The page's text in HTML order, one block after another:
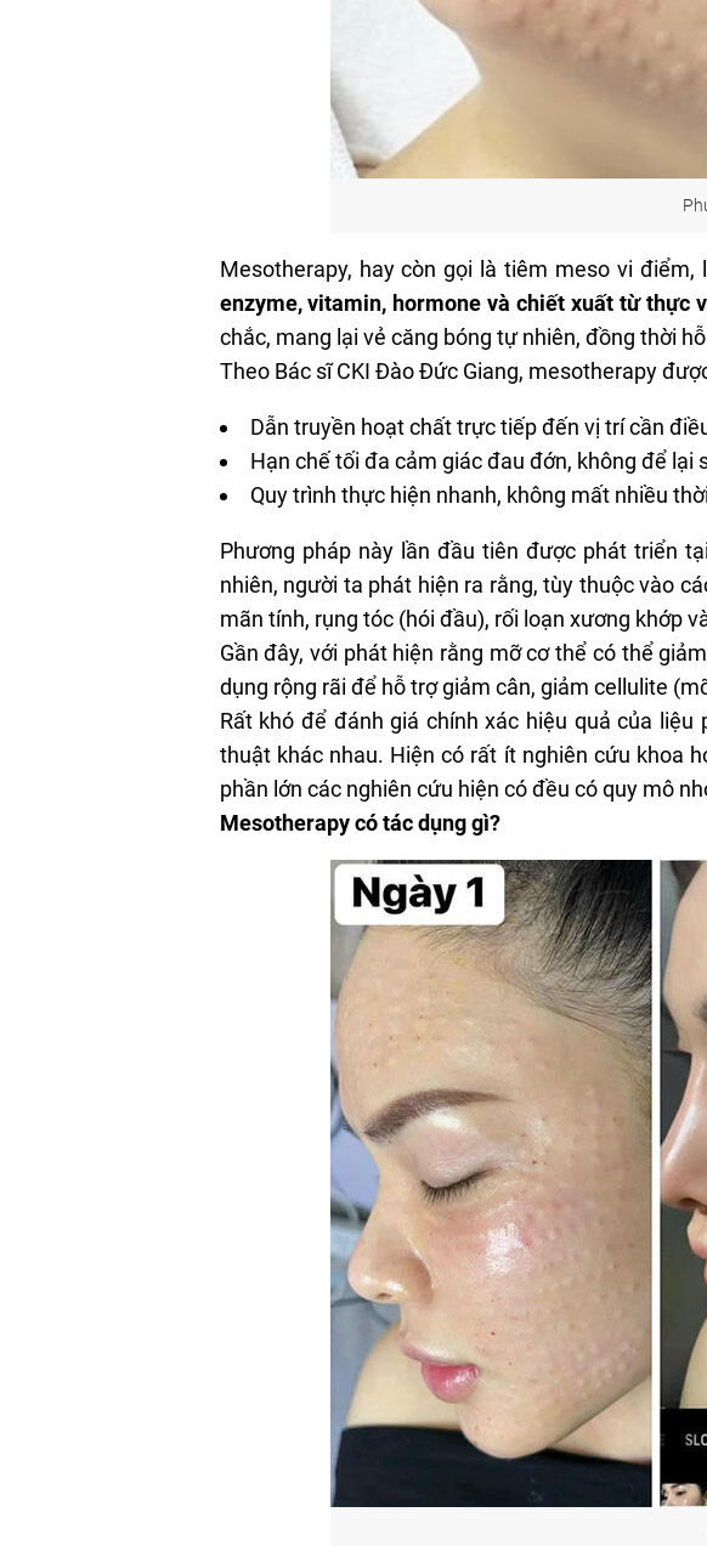
Mesotherapy, hay còn gọi là tiêm meso vi
enzyme, vitamin, hormone và chiết xuất từ thực
chắc, mang lại vẻ căng bóng tự nhiên, đồng thời
Theo Bác sĩ CKI Đào Đức Giang, mesotherapy
Dẫn truyền hoạt chất trực tiếp đến vị trí cần
Hạn chế tối đa cảm giác đau đớn, không để lại
Quy trình thực hiện nhanh, không mất nhiều
Phương pháp này lần đầu tiên được phát triển
nhiên, người ta phát hiện ra rằng, tùy thuộc vào
mãn tính, rụng tóc (hói đầu), rối loạn xương khớp
Gần đây, với phát hiện rằng mỡ cơ thể có thể
dụng rộng rãi để hỗ trợ giảm cân, giảm cellulite
Rất khó để đánh giá chính xác hiệu quả của
thuật khác nhau. Hiện có rất ít nghiên cứu khoa
phần lớn các nghiên cứu hiện có đều có quy mô
Mesotherapy có tác dụng gì?